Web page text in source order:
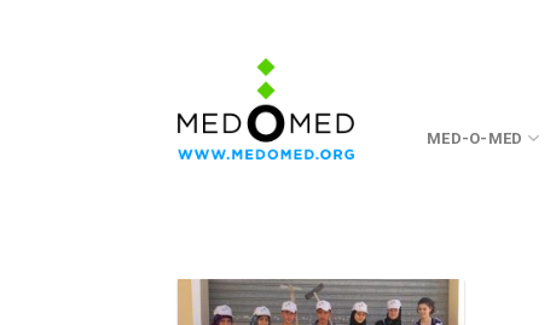
MED-O-MED